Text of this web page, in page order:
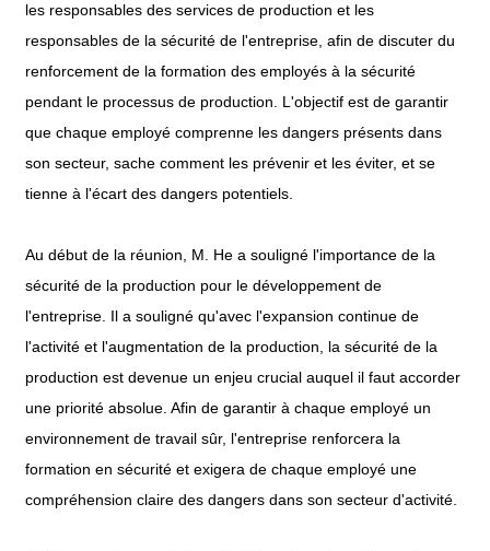
les responsables des services de production et les
responsables de la sécurité de l'entreprise, afin de discuter du
renforcement de la formation des employés à la sécurité
pendant le processus de production. L'objectif est de garantir
que chaque employé comprenne les dangers présents dans
son secteur, sache comment les prévenir et les éviter, et se
tienne à l'écart des dangers potentiels.
Au début de la réunion, M. He a souligné l'importance de la
sécurité de la production pour le développement de
l'entreprise. Il a souligné qu'avec l'expansion continue de
l'activité et l'augmentation de la production, la sécurité de la
production est devenue un enjeu crucial auquel il faut accorder
une priorité absolue. Afin de garantir à chaque employé un
environnement de travail sûr, l'entreprise renforcera la
formation en sécurité et exigera de chaque employé une
compréhension claire des dangers dans son secteur d'activité.